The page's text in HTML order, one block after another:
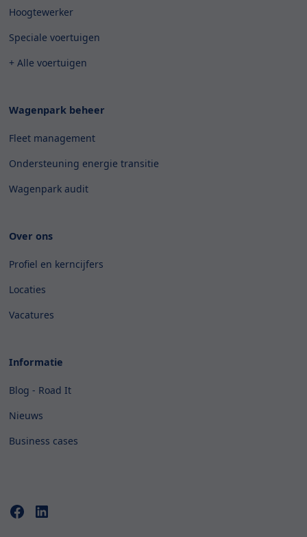
Hoogtewerker
Speciale voertuigen
+ Alle voertuigen
Wagenpark beheer
Fleet management
Ondersteuning energie transitie
Wagenpark audit
Over ons
Profiel en kerncijfers
Locaties
Vacatures
Informatie
Blog - Road It
Nieuws
Business cases